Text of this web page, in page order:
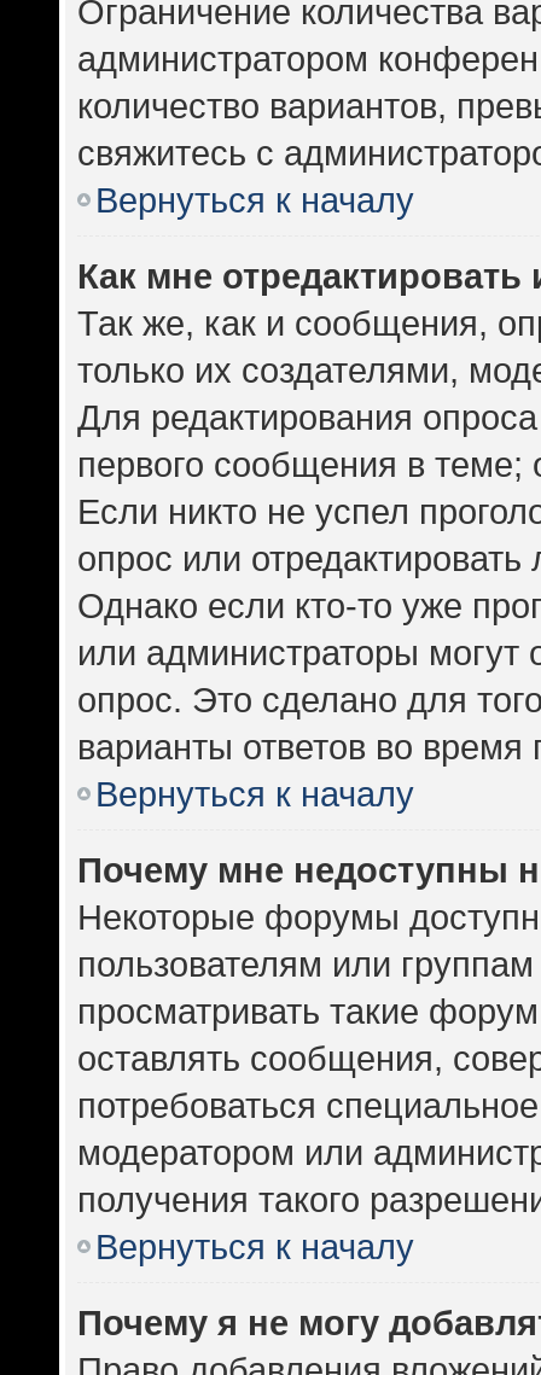
Ограничение количества
администратором
количество вариантов,
свяжитесь с
Вернуться к началу
Как мне
Так же, как и сообщения,
только их создателями,
Для редактирования
первого сообщения в теме;
Если никто не успел
опрос или
Однако если кто-то уже
или администраторы могут
опрос. Это сделано для
варианты ответов во время
Вернуться к началу
Почему мне недоступны
Некоторые форумы
пользователям или
просматривать такие
оставлять сообщения,
потребоваться
модератором или
получения такого
Вернуться к началу
Почему я не могу